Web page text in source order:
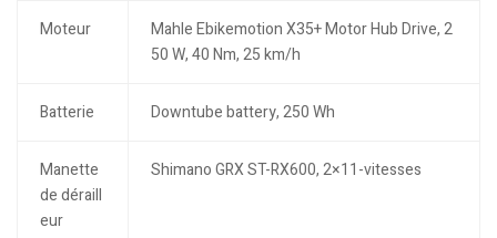
Moteur
Mahle Ebikemotion X35+ Motor Hub Drive, 2
50 W, 40 Nm, 25 km/h
Batterie Downtube battery, 250 Wh
Manette
de déraill
eur
Shimano GRX ST-RX600, 2×11-vitesses